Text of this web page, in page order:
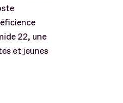
22, une
et jeunes